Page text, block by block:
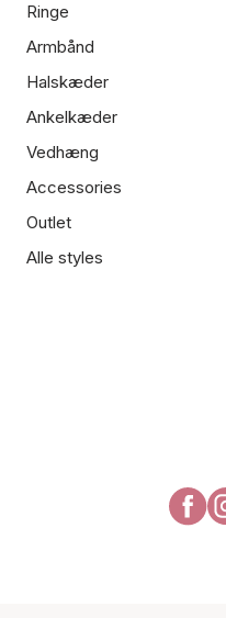
Ringe
Armbånd
Halskæder
Ankelkæder
Vedhæng
Accessories
Outlet
Alle styles